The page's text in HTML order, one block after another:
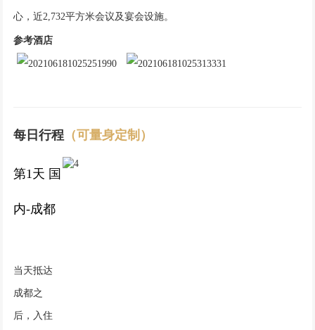
心，近2,732平方米会议及宴会设施。
参考酒店
每日行程 （可量身定制）
第1天 国
内-成都
当天抵达
成都之
后，入住